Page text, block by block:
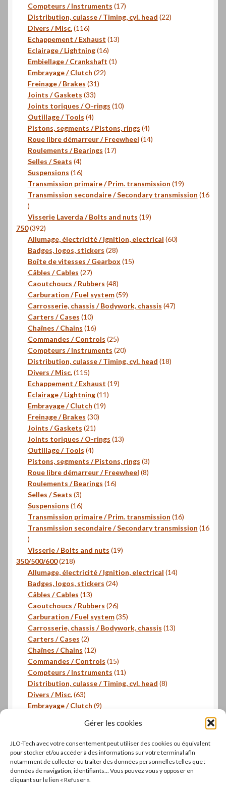
Gérer les cookies
JLO-Tech avec votre consentement peut utiliser des cookies ou équivalent
pour stocker et/ou accéder à des informations sur votre terminal afin
notamment de collecter ou traiter des données personnelles telles que :
données de navigation, identifiants... Vous pouvez vous y opposer en
cliquant sur le lien « Refuser ».
produits
Compteurs / Instruments 1717
produits
Distribution, culasse / Timing, cyl. head 2222
Divers / Misc. 116116
produits
Echappement / Exhaust 1313
Eclairage / Lightning 1616
produits
Embiellage / Crankshaft 11
Embrayage / Clutch 2222
Freinage / Brakes 3131
Joints / Gaskets 3333
produits
Joints toriques / O-rings 1010
Outillage / Tools 44
produits
Pistons, segments / Pistons, rings 44
produits
Roue libre démarreur / Freewheel 1414
Roulements / Bearings 1717
Selles / Seats 44
produits
Suspensions 1616
produits
Transmission primaire / Prim. transmission 1919
produits
Transmission secondaire / Secondary transmission 16
16
produits
Visserie Laverda / Bolts and nuts 1919
750 392392
produits
Allumage, électricité / Ignition, electrical 6060
Badges, logos, stickers 2828
produits
Boîte de vitesses / Gearbox 1515
Câbles / Cables 2727
produits
Caoutchoucs / Rubbers 4848
produits
Carburation / Fuel system 5959
produits
Carrosserie, chassis / Bodywork, chassis 4747
Carters / Cases 1010
produits
Chaînes / Chains 1616
produits
Commandes / Controls 2525
produits
Compteurs / Instruments 2020
produits
Distribution, culasse / Timing, cyl. head 1818
Divers / Misc. 115115
produits
Echappement / Exhaust 1919
Eclairage / Lightning 1111
Embrayage / Clutch 1919
Freinage / Brakes 3030
Joints / Gaskets 2121
produits
Joints toriques / O-rings 1313
Outillage / Tools 44
produits
Pistons, segments / Pistons, rings 33
produits
Roue libre démarreur / Freewheel 88
Roulements / Bearings 1616
Selles / Seats 33
produits
Suspensions 1616
produits
Transmission primaire / Prim. transmission 1616
produits
Transmission secondaire / Secondary transmission 16
16
produits
Visserie / Bolts and nuts 1919
350/500/600 218218
produits
Allumage, électricité / Ignition, electrical 1414
Badges, logos, stickers 2424
Câbles / Cables 1313
produits
Caoutchoucs / Rubbers 2626
produits
Carburation / Fuel system 3535
produits
Carrosserie, chassis / Bodywork, chassis 1313
Carters / Cases 22
produits
Chaînes / Chains 1212
produits
Commandes / Controls 1515
produits
Compteurs / Instruments 1111
produits
Distribution, culasse / Timing, cyl. head 88
Divers / Misc. 6363
produits
Embrayage / Clutch 99
produits
1818
produits
Pistons, segments / Pistons, rings 3
produits
- Roulements / Bearings 22
produits
Transmission primaire / Primary transmission 11
Transmission secondaire / Secondary transmission